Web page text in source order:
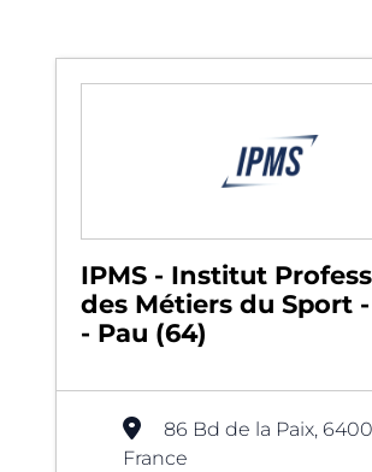
IPMS - Institut
des Métiers du Sport -
- Pau (64)
86 Bd de la Paix,
France